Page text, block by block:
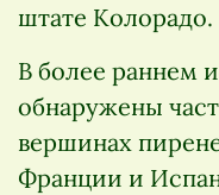
штате Колорадо.
В более раннем
обнаружены
вершинах
Франции и